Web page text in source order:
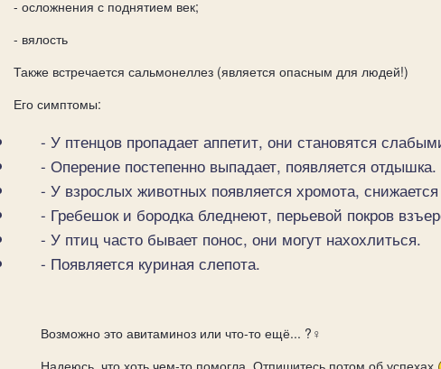
- осложнения с поднятием век;
- вялость
Также встречается сальмонеллез (является опасным для людей!)
Его симптомы:
- У птенцов пропадает аппетит, они становятся
- Оперение постепенно выпадает, появляется отдышка.
- У взрослых животных появляется хромота, снижается
- Гребешок и бородка бледнеют, перьевой покров
- У птиц часто бывает понос, они могут нахохлиться.
- Появляется куриная слепота.
Возможно это авитаминоз или что-то ещё... ?‍♀️
Надеюсь, что хоть чем-то помогла. Отпишитесь потом об успехах